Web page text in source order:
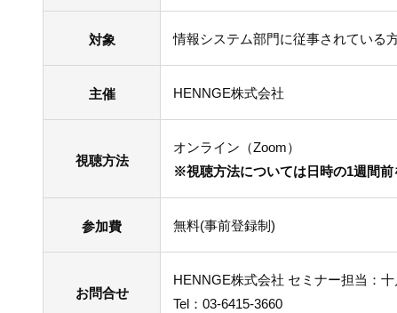
対象 情報システム部門に従事されている
主催 HENNGE株式会社
視聴方法
オンライン（Zoom）
※視聴方法については日時の1週間前
参加費 無料(事前登録制)
お問合せ
HENNGE株式会社 セミナー担当：十
Tel：03-6415-3660